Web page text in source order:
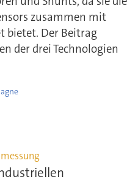
zusammen mit
bietet. Der Beitrag
der drei Technologien